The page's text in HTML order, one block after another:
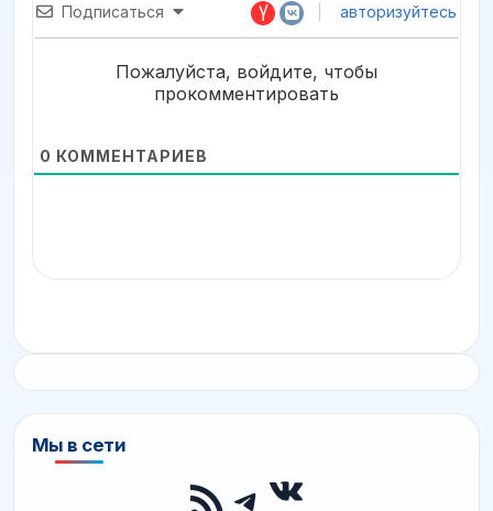
Подписаться авторизуйтесь
Пожалуйста, войдите, чтобы
прокомментировать
0 КОММЕНТАРИЕВ
Мы в сети
RSS-лента
Telegram
ВКонтакте